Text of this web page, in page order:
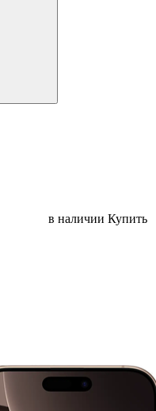
в наличии Купить